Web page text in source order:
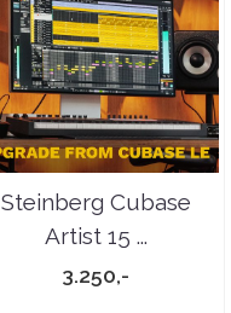
Steinberg Cubase
Artist 15 ...
3.250,-